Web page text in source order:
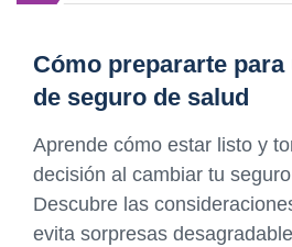
Cómo prepararte
de seguro de salud
Aprende cómo estar listo y
decisión al cambiar tu
Descubre las
evita sorpresas